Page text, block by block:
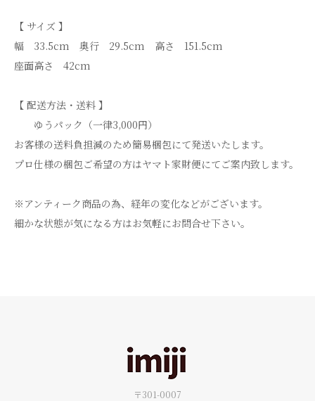
【 サイズ 】
幅 33.5cm 奥行 29.5cm 高さ 151.5cm
座面高さ 42cm
【 配送方法・送料 】
ゆうパック（一律3,000円）
お客様の送料負担減のため簡易梱包にて発送いたします。
プロ仕様の梱包ご希望の方はヤマト家財便にてご案内致します。
※アンティーク商品の為、経年の変化などがございます。
細かな状態が気になる方はお気軽にお問合せ下さい。
〒301-0007